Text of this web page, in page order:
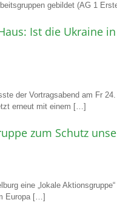
gebildet (AG 1
Ist die Ukraine
der Vortragsabend am Fr
erneut mit einem […]
zum Schutz
eine „lokale
Europa […]